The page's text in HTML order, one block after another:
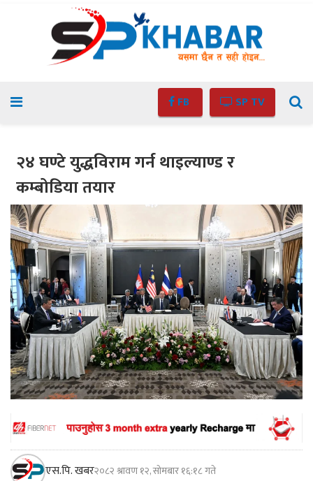
FB SP TV
२४ घण्टे युद्धविराम गर्न थाइल्याण्ड र
कम्बोडिया तयार
एस.पि. खबर२०८२ श्रावण १२, सोमबार १६:१८ गते